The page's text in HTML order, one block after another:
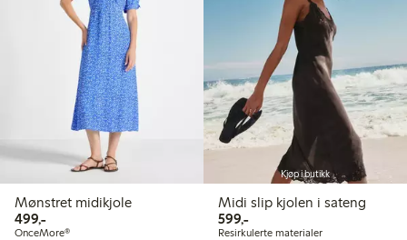
Mønstret midikjole
499,-499,00 kr
OnceMore®
Kjøp i butikk
Midi slip kjolen i sateng
599,-599,00 kr
Resirkulerte materialer